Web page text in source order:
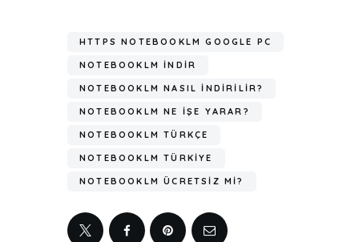
HTTPS NOTEBOOKLM GOOGLE PC
NOTEBOOKLM INDIR
NOTEBOOKLM NASIL INDIRILIR?
NOTEBOOKLM NE IŞE YARAR?
NOTEBOOKLM TÜRKÇE
NOTEBOOKLM TÜRKIYE
NOTEBOOKLM ÜCRETSIZ MI?